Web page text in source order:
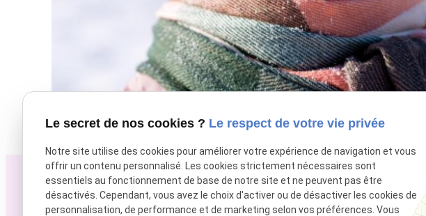
02 33 36 10 81 Horaires :
Le secret de nos cookies ? Le respect de votre vie privée
Notre site utilise des cookies pour améliorer votre expérience de navigation et vous
offrir un contenu personnalisé. Les cookies strictement nécessaires sont
essentiels au fonctionnement de base de notre site et ne peuvent pas être
désactivés. Cependant, vous avez le choix d'activer ou de désactiver les cookies de
personnalisation, de performance et de marketing selon vos préférences. Vous